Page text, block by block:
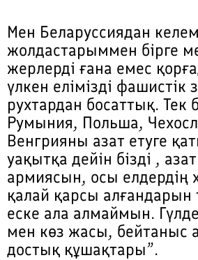
Мен Беларуссиядан
жолдастарыммен бірге
жерлерді ғана емес
үлкен елімізді фашистік
рухтардан босаттық. Тек
Румыния, Польша,
Венгрияны азат етуге
уақытқа дейін бізді ,
армиясын, осы елдердің
қалай қарсы алғандарын
еске ала алмаймын.
мен көз жасы, бейтаныс
достық құшақтары”.